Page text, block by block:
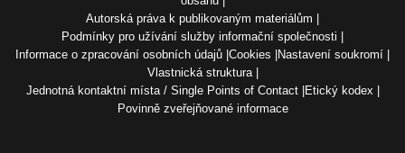
Autorská práva k publikovaným materiálům
Podmínky pro užívání služby informační společnosti
Informace o zpracování osobních údajů Cookies
Nastavení soukromí
Vlastnická struktura
Jednotná kontaktní místa / Single Points of Contact
Etický kodex
Povinně zveřejňované informace